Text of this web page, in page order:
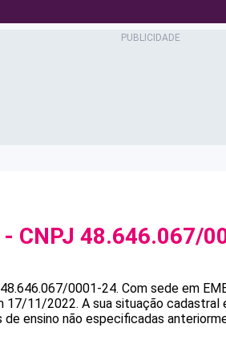
- CNPJ 48.646.067/
48.646.067/0001-24. Com sede em
17/11/2022. A sua situação cadastral
ensino não especificadas